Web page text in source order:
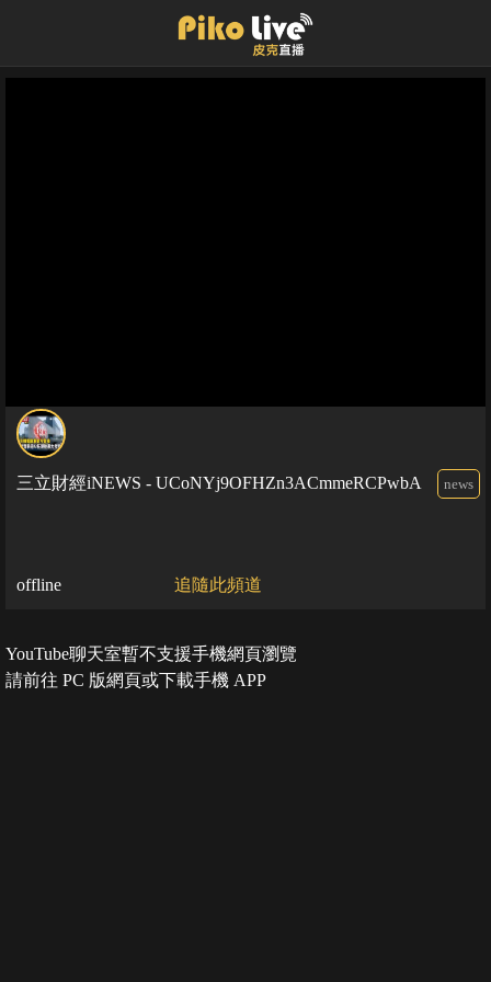
三立財經iNEWS - UCoNYj9OFHZn3ACmmeRCPwbA news
offline 追隨此頻道
YouTube聊天室暫不支援手機網頁瀏覽
請前往 PC 版網頁或下載手機 APP